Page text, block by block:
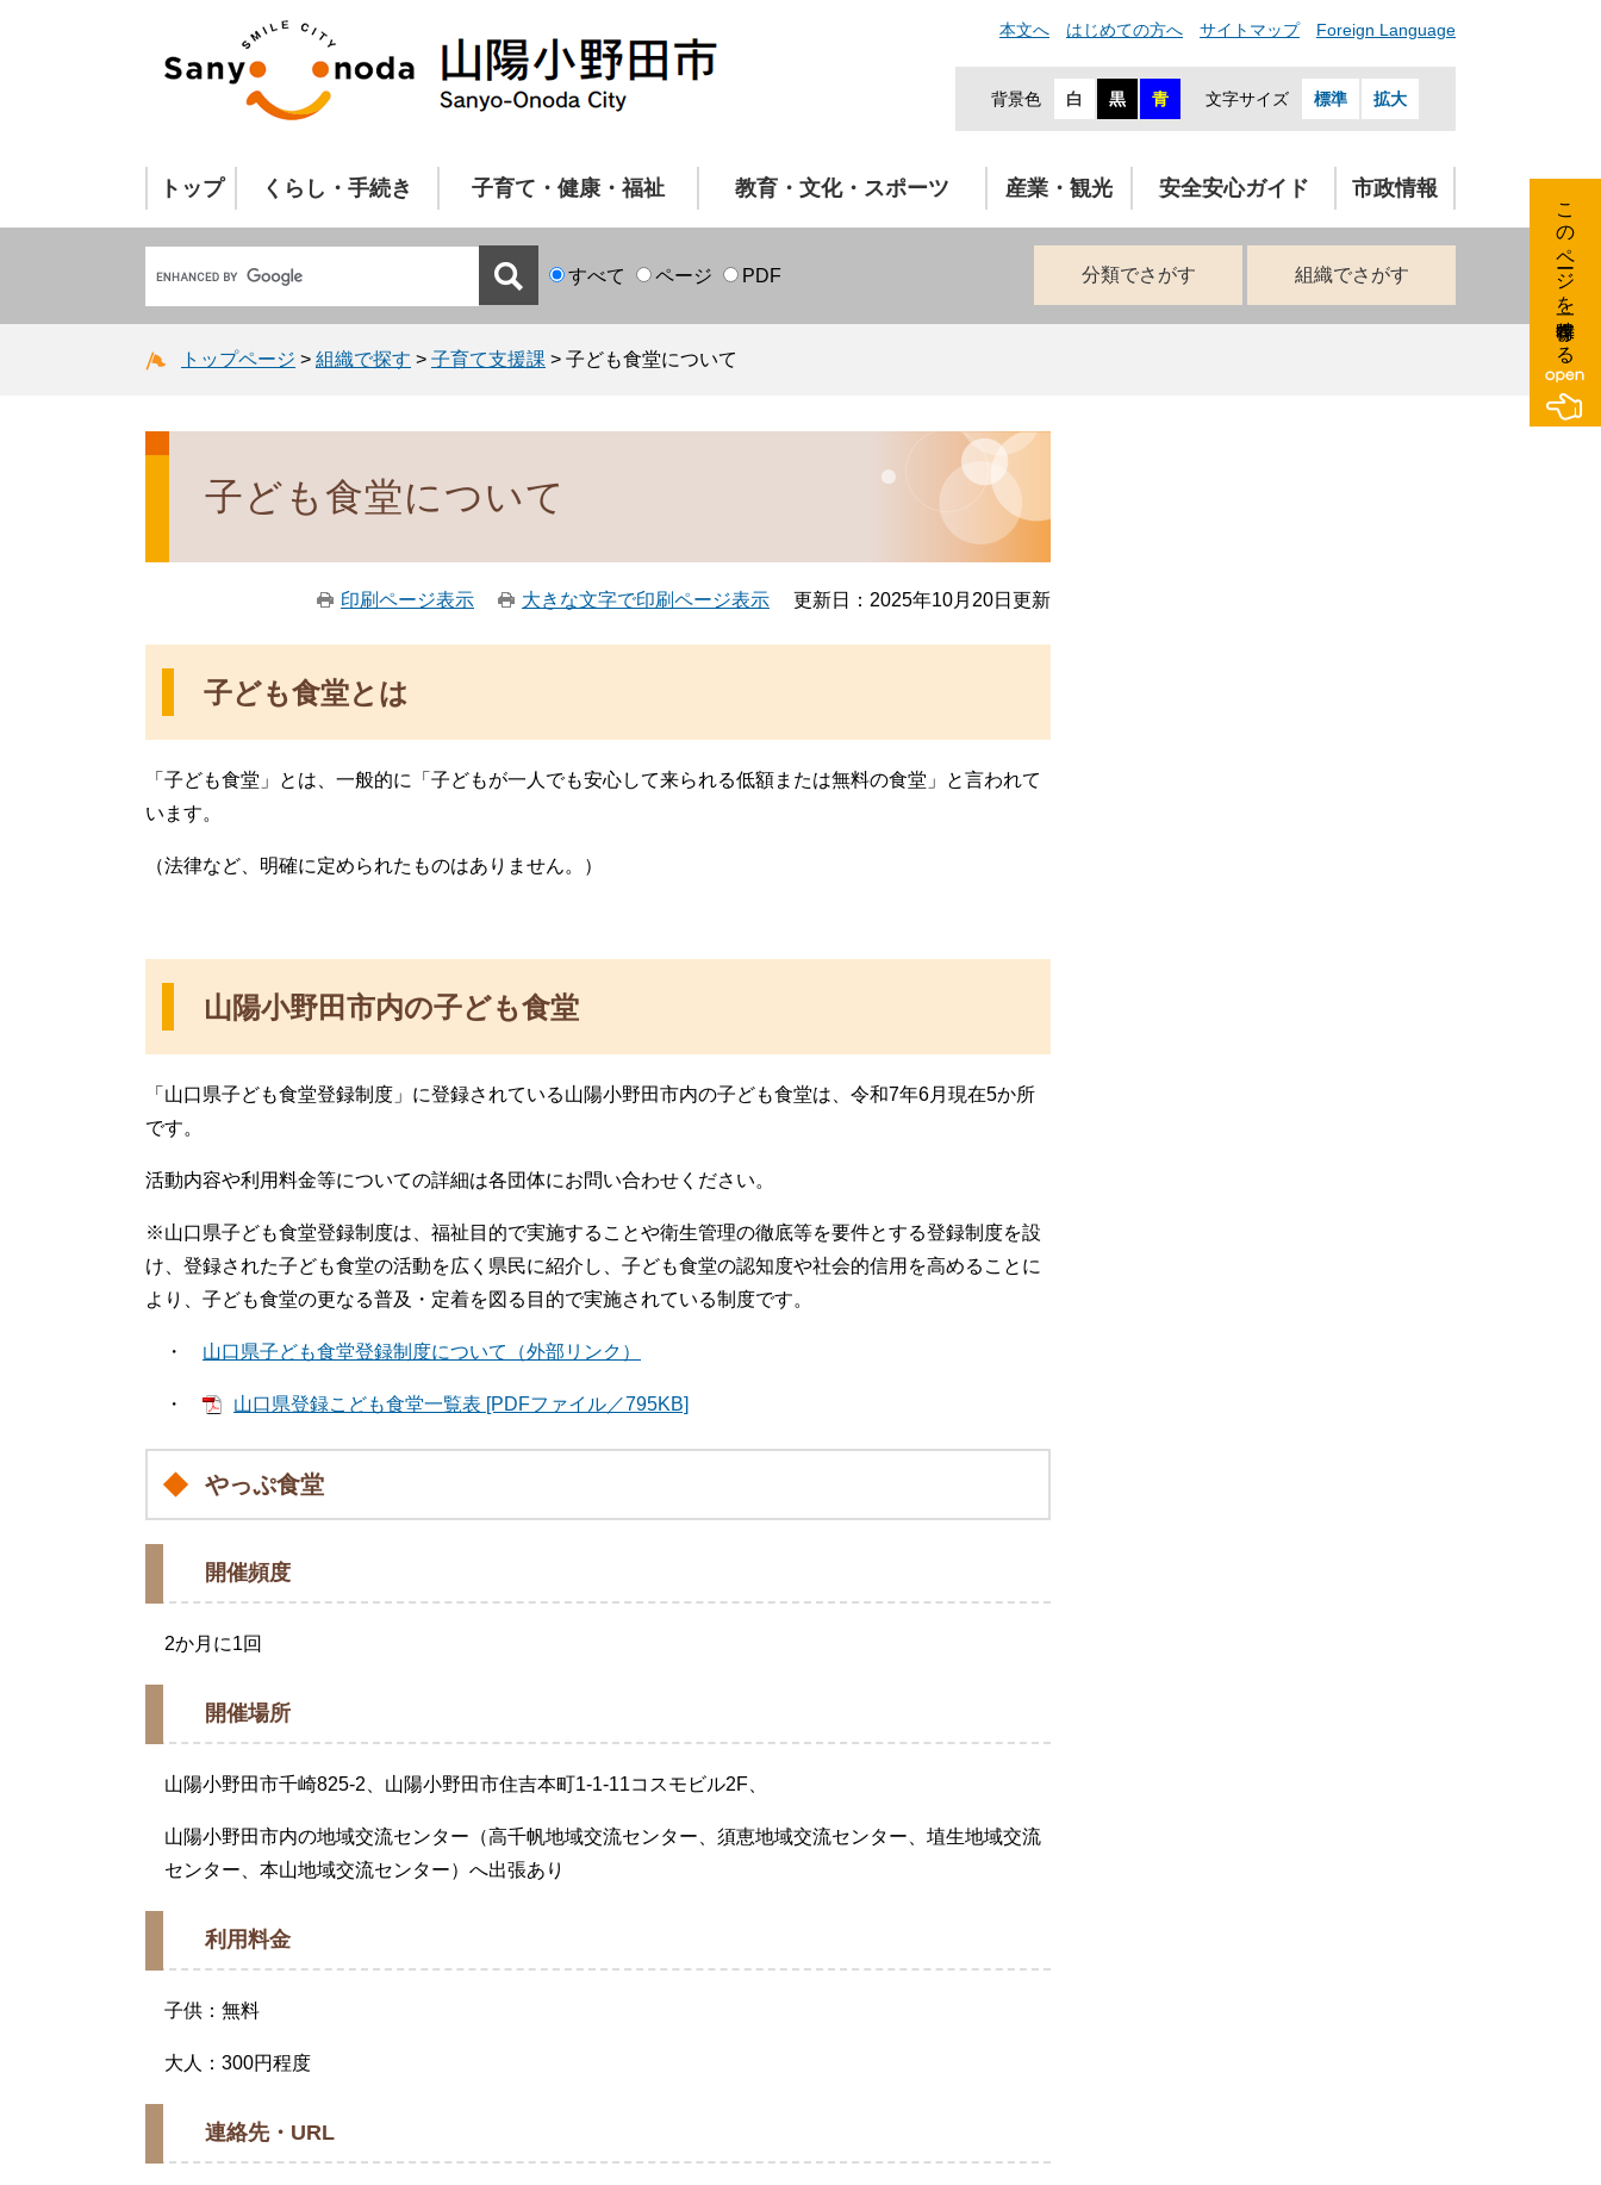
本文へ はじめての方へ サイトマップ Foreign Language
背景色 白 黒 青 文字サイズ 標準 拡大
トップ くらし・手続き 子育て・健康・福祉 教育・文化・スポーツ 産業・観光 安全安心ガイド 市政情報
すべて ページ PDF 分類でさがす 組織でさがす
トップページ > 組織で探す > 子育て支援課 > 子ども食堂について
子ども食堂について
印刷ページ表示 大きな文字で印刷ページ表示 更新日：2025年10月20日更新
子ども食堂とは
「子ども食堂」とは、一般的に「子どもが一人でも安心して来られる低額または無料の食堂」と言われて
います。
（法律など、明確に定められたものはありません。）
山陽小野田市内の子ども食堂
「山口県子ども食堂登録制度」に登録されている山陽小野田市内の子ども食堂は、令和7年6月現在5か所
です。
活動内容や利用料金等についての詳細は各団体にお問い合わせください。
※山口県子ども食堂登録制度は、福祉目的で実施することや衛生管理の徹底等を要件とする登録制度を設
け、登録された子ども食堂の活動を広く県民に紹介し、子ども食堂の認知度や社会的信用を高めることに
より、子ども食堂の更なる普及・定着を図る目的で実施されている制度です。
・ 山口県子ども食堂登録制度について（外部リンク）
・ 山口県登録こども食堂一覧表 [PDFファイル／795KB]
やっぷ食堂
開催頻度
2か月に1回
開催場所
山陽小野田市千崎825-2、山陽小野田市住吉本町1-1-11コスモビル2F、
山陽小野田市内の地域交流センター（高千帆地域交流センター、須恵地域交流センター、埴生地域交流
センター、本山地域交流センター）へ出張あり
利用料金
子供：無料
大人：300円程度
連絡先・URL
このページを一時保存する